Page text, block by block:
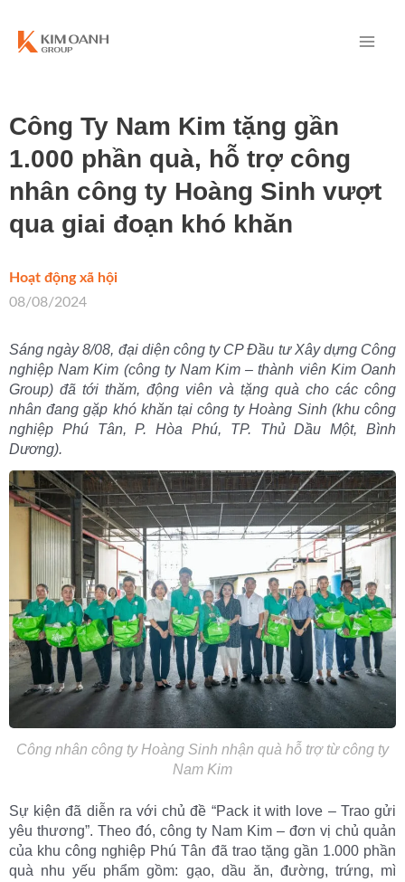
Công Ty Nam Kim tặng gần
1.000 phần quà, hỗ trợ công
nhân công ty Hoàng Sinh vượt
qua giai đoạn khó khăn
Hoạt động xã hội
08/08/2024
Sáng ngày 8/08, đại diện công ty CP Đầu tư Xây dựng Công
nghiệp Nam Kim (công ty Nam Kim – thành viên Kim Oanh
Group) đã tới thăm, động viên và tặng quà cho các công
nhân đang gặp khó khăn tại công ty Hoàng Sinh (khu công
nghiệp Phú Tân, P. Hòa Phú, TP. Thủ Dầu Một, Bình
Dương).
Công nhân công ty Hoàng Sinh nhận quà hỗ trợ từ công ty
Nam Kim
Sự kiện đã diễn ra với chủ đề “Pack it with love – Trao gửi
yêu thương”. Theo đó, công ty Nam Kim – đơn vị chủ quản
của khu công nghiệp Phú Tân đã trao tặng gần 1.000 phần
quà nhu yếu phẩm gồm: gạo, dầu ăn, đường, trứng, mì